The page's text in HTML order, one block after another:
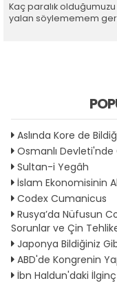
Kaç paralık
yalan söylememem
Aslında Kore de
Osmanlı Devleti'nde
Sultan-i Yegâh
İslam Ekonomisinin
Codex Cumanicus
Rusya’da Nüfusun
Sorunlar ve Çin
Japonya Bildiğiniz
ABD'de Kongrenin
İbn Haldun'daki İlginç